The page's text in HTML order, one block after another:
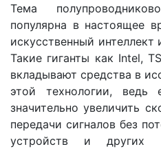
Тема
популярна в настоящее
искусственный
Такие гиганты как Intel,
вкладывают средства в
этой технологии, ведь
значительно увеличить
передачи сигналов без
устройств и других